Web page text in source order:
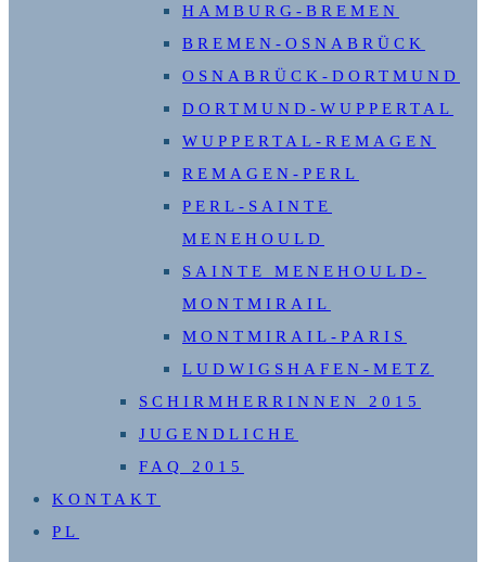
HAMBURG-BREMEN
BREMEN-OSNABRÜCK
OSNABRÜCK-DORTMUND
DORTMUND-WUPPERTAL
WUPPERTAL-REMAGEN
REMAGEN-PERL
PERL-SAINTE
MENEHOULD
SAINTE MENEHOULD-
MONTMIRAIL
MONTMIRAIL-PARIS
LUDWIGSHAFEN-METZ
SCHIRMHERRINNEN 2015
JUGENDLICHE
FAQ 2015
KONTAKT
PL